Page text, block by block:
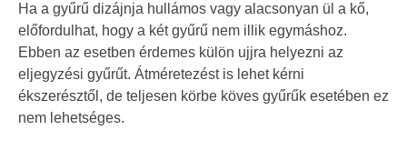
Ha a gyűrű dizájnja hullámos vagy alacsonyan ül a kő,
előfordulhat, hogy a két gyűrű nem illik egymáshoz.
Ebben az esetben érdemes külön ujjra helyezni az
eljegyzési gyűrűt. Átméretezést is lehet kérni
ékszerésztől, de teljesen körbe köves gyűrűk esetében ez
nem lehetséges.